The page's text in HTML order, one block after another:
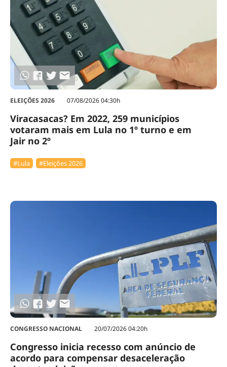
ELEIÇÕES 2026 07/08/2026 04:30h
Viracasacas? Em 2022, 259 municípios
votaram mais em Lula no 1º turno e em
Jair no 2º
#Lula #Eleições 2026
CONGRESSO NACIONAL 20/07/2026 04:20h
Congresso inicia recesso com anúncio de
acordo para compensar desaceleração